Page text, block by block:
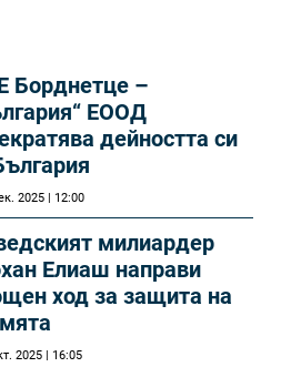
Борднетце –
ЕООД
дейността си
2025 | 12:00
милиардер
Елиаш направи
ход за защита на
2025 | 16:05